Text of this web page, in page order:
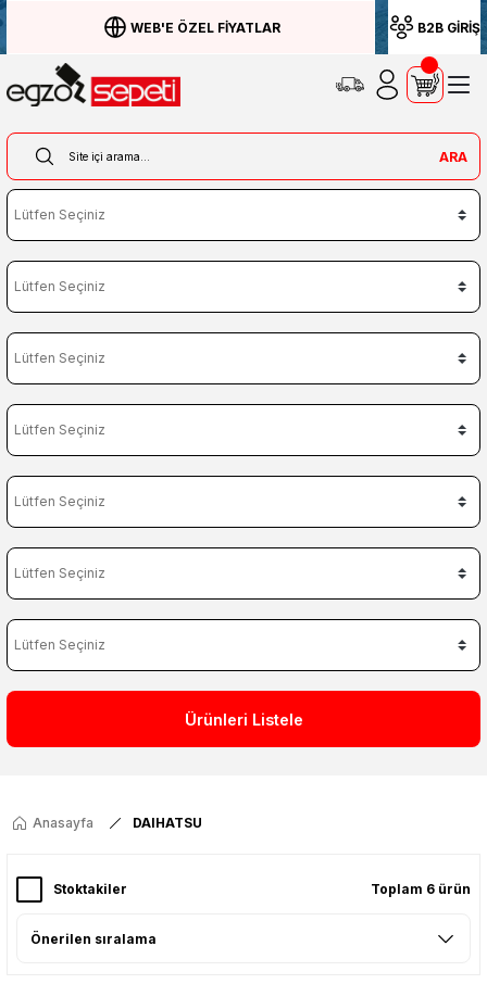
WEB'E ÖZEL FİYATLAR B2B GİRİŞ
ARA
Ürünleri Listele
Anasayfa DAIHATSU
Stoktakiler Toplam 6 ürün